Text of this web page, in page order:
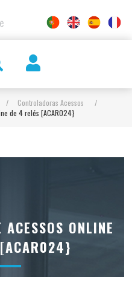
/ Controladoras Acessos
/
de 4 relés [ACAR024}
ONLINE